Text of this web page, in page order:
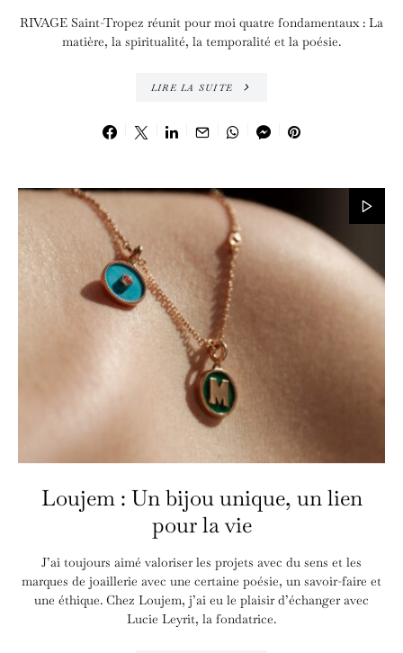
RIVAGE Saint-Tropez réunit pour moi quatre fondamentaux : La
matière, la spiritualité, la temporalité et la poésie.
LIRE LA SUITE
Loujem : Un bijou unique, un lien
pour la vie
J’ai toujours aimé valoriser les projets avec du sens et les
marques de joaillerie avec une certaine poésie, un savoir-faire et
une éthique. Chez Loujem, j’ai eu le plaisir d’échanger avec
Lucie Leyrit, la fondatrice.